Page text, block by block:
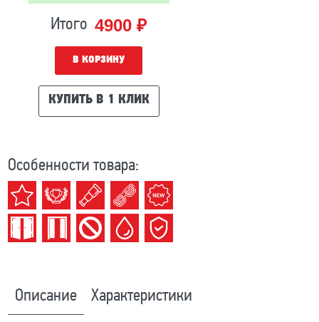
Итого 4900 ₽
В КОРЗИНУ
КУПИТЬ В 1 КЛИК
Особенности товара:
Описание Характеристики